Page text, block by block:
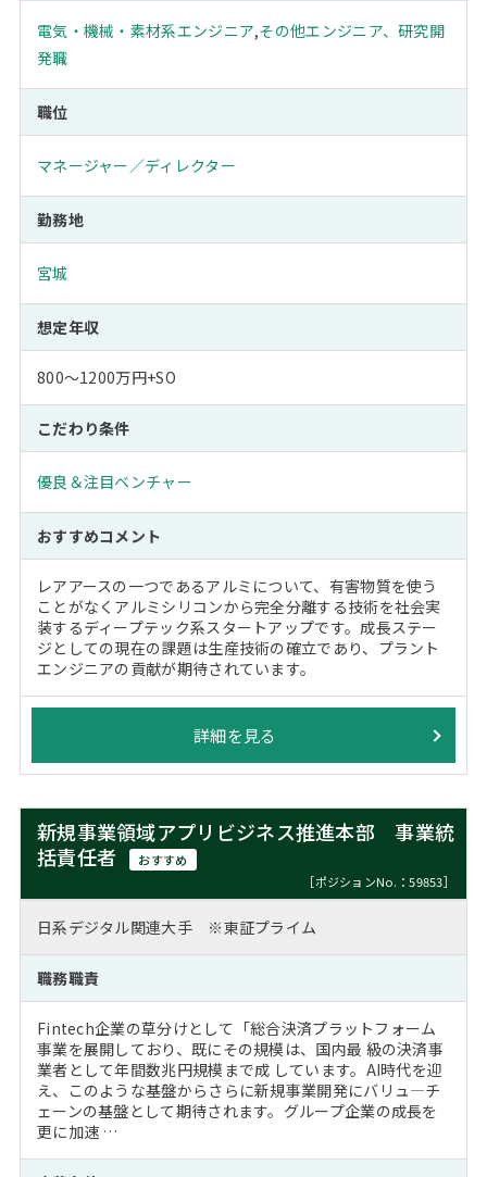
電気・機械・素材系エンジニア,その他エンジニア、研究開
発職
職位
マネージャー／ディレクター
勤務地
宮城
想定年収
800～1200万円+SO
こだわり条件
優良＆注目ベンチャー
おすすめコメント
レアアースの一つであるアルミについて、有害物質を使う
ことがなくアルミシリコンから完全分離する技術を社会実
装するディープテック系スタートアップです。成長ステー
ジとしての現在の課題は生産技術の確立であり、プラント
エンジニアの貢献が期待されています。
詳細を見る
新規事業領域アプリビジネス推進本部 事業統
括責任者
おすすめ
［ポジションNo.：59853］
日系デジタル関連大手 ※東証プライム
職務職責
Fintech企業の草分けとして「総合決済プラットフォーム
事業を展開しており、既にその規模は、国内最 級の決済事
業者として年間数兆円規模まで成 しています。AI時代を迎
え、このような基盤からさらに新規事業開発にバリュ―チ
ェーンの基盤として期待されます。グループ企業の成長を
更に加速 …